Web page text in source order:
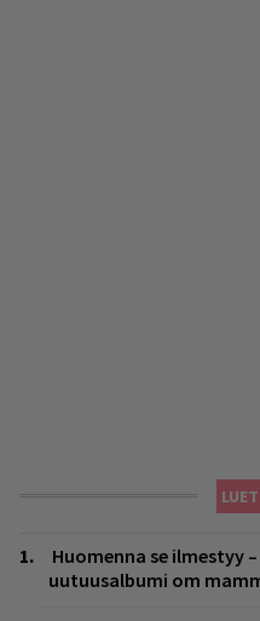
Huomenna se ilmestyy –
uutuusalbumi om